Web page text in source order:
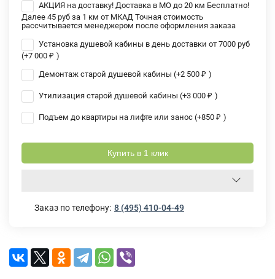
АКЦИЯ на доставку! Доставка в МО до 20 км Бесплатно!
Далее 45 руб за 1 км от МКАД Точная стоимость
рассчитывается менеджером после оформления заказа
Установка душевой кабины в день доставки от 7000 руб
(+7 000 ₽ )
Демонтаж старой душевой кабины (+2 500 ₽ )
Утилизация старой душевой кабины (+3 000 ₽ )
Подъем до квартиры на лифте или занос (+850 ₽ )
Купить в 1 клик
Заказ по телефону: 8 (495) 410-04-49